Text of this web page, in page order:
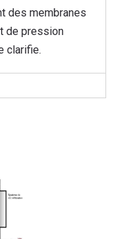
des membranes
de pression
clarifie.